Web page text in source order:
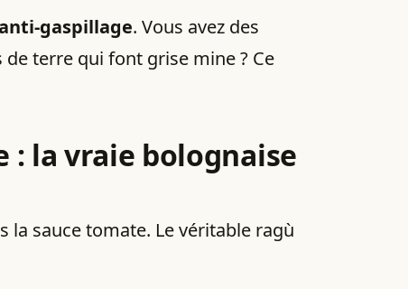
gaspillage. Vous avez des
terre qui font grise mine ? Ce
: la vraie bolognaise
la sauce tomate. Le véritable ragù